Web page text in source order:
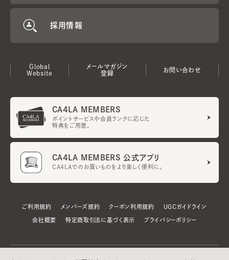
採用情報
Global
Website
メールマガジン
登録
お問い合わせ
CA4LA MEMBERS
ポイントサービスや会員ランクに応じた
特典をご用意。
CA4LA MEMBERS 公式アプリ
CA4LAでのお買いものをより楽しく便利に。
ご利用規約 メンバーズ規約 クーポン利用規約 UGCガイドライン
会社概要 特定商取引法に基づく表示 プライバシーポリシー